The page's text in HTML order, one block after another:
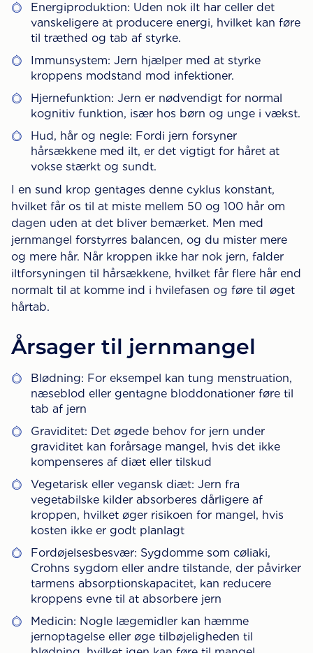
Energiproduktion: Uden nok ilt har celler det
vanskeligere at producere energi, hvilket kan føre
til træthed og tab af styrke.
Immunsystem: Jern hjælper med at styrke
kroppens modstand mod infektioner.
Hjernefunktion: Jern er nødvendigt for normal
kognitiv funktion, især hos børn og unge i vækst.
Hud, hår og negle: Fordi jern forsyner
hårsækkene med ilt, er det vigtigt for håret at
vokse stærkt og sundt.
I en sund krop gentages denne cyklus konstant,
hvilket får os til at miste mellem 50 og 100 hår om
dagen uden at det bliver bemærket. Men med
jernmangel forstyrres balancen, og du mister mere
og mere hår. Når kroppen ikke har nok jern, falder
iltforsyningen til hårsækkene, hvilket får flere hår end
normalt til at komme ind i hvilefasen og føre til øget
hårtab.
Årsager til jernmangel
Blødning: For eksempel kan tung menstruation,
næseblod eller gentagne bloddonationer føre til
tab af jern
Graviditet: Det øgede behov for jern under
graviditet kan forårsage mangel, hvis det ikke
kompenseres af diæt eller tilskud
Vegetarisk eller vegansk diæt: Jern fra
vegetabilske kilder absorberes dårligere af
kroppen, hvilket øger risikoen for mangel, hvis
kosten ikke er godt planlagt
Fordøjelsesbesvær: Sygdomme som cøliaki,
Crohns sygdom eller andre tilstande, der påvirker
tarmens absorptionskapacitet, kan reducere
kroppens evne til at absorbere jern
Medicin: Nogle lægemidler kan hæmme
jernoptagelse eller øge tilbøjeligheden til